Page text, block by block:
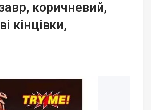
коричневий,
кінцівки,